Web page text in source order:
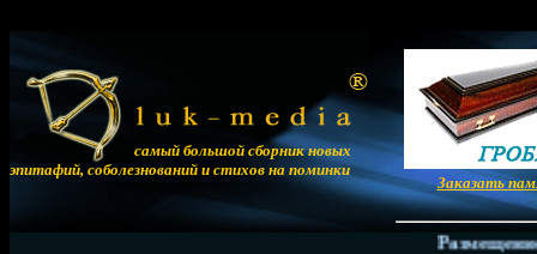
самый большой сборник новых
эпитафий, соболезнований и стихов на поминки
Заказать
Размещение